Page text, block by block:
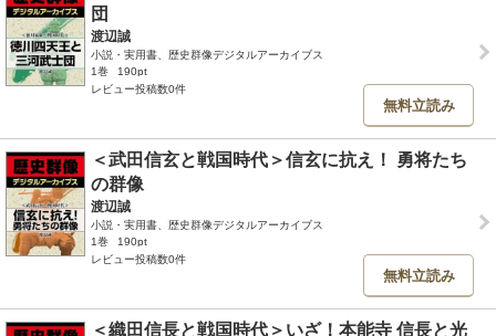
団
渡辺誠
小説・実用書、歴史群像デジタルアーカイブス
1巻
190pt
レビュー投稿数0件
無料立読み
＜武田信玄と戦国時代＞信玄に抗え！ 勇将たち
の群像
渡辺誠
小説・実用書、歴史群像デジタルアーカイブス
1巻
190pt
レビュー投稿数0件
無料立読み
＜織田信長と戦国時代＞いざ！本能寺 信長と光